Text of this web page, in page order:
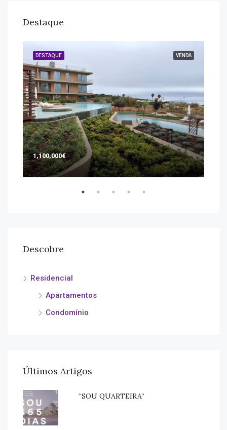
Destaque
VENDA
DESTAQUE
1,100,000€
Descobre
Residencial
Apartamentos
Condomínio
Últimos Artigos
“SOU QUARTEIRA”